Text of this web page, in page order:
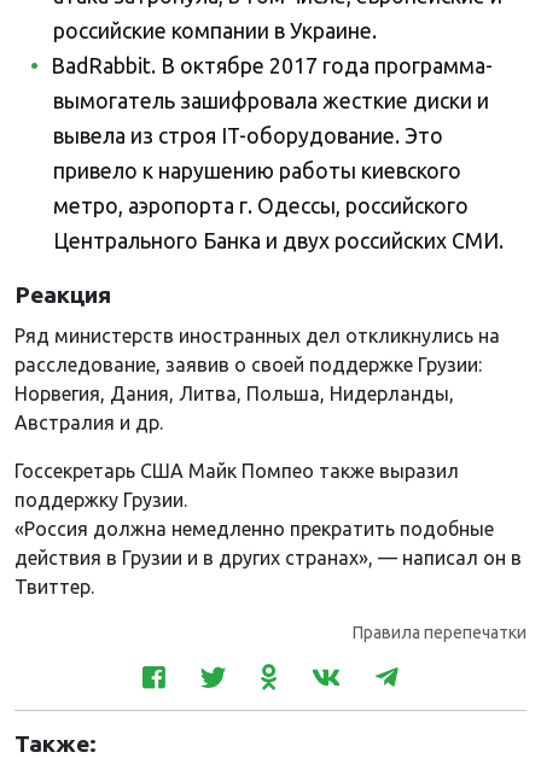
российские компании в Украине.
BadRabbit. В октябре 2017 года программа-
вымогатель зашифровала жесткие диски и
вывела из строя IT-оборудование. Это
привело к нарушению работы киевского
метро, аэропорта г. Одессы, российского
Центрального Банка и двух российских СМИ.
Реакция
Ряд министерств иностранных дел откликнулись на
расследование, заявив о своей поддержке Грузии:
Норвегия, Дания, Литва, Польша, Нидерланды,
Австралия и др.
Госсекретарь США Майк Помпео также выразил
поддержку Грузии.
«Россия должна немедленно прекратить подобные
действия в Грузии и в других странах», — написал он в
Твиттер.
Правила перепечатки
Также: